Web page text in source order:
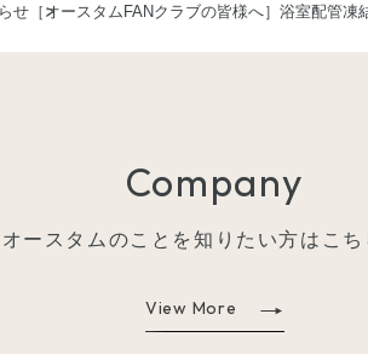
せ ［オースタムFANクラブの皆様へ］浴室配管凍
Company
オースタムのことを知りたい方はこち
View More